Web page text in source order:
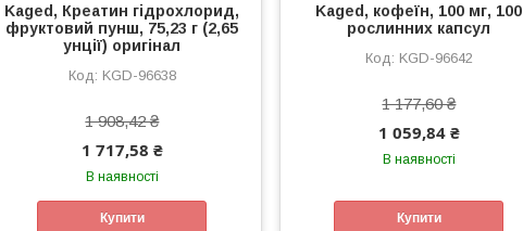
Kaged, Креатин гідрохлорид,
фруктовий пунш, 75,23 г (2,65
унції) оригінал
KGD-96638
1 908,42 ₴
1 717,58 ₴
В наявності
Купити
Kaged, кофеїн, 100 мг, 100
рослинних капсул
KGD-96642
1 177,60 ₴
1 059,84 ₴
В наявності
Купити